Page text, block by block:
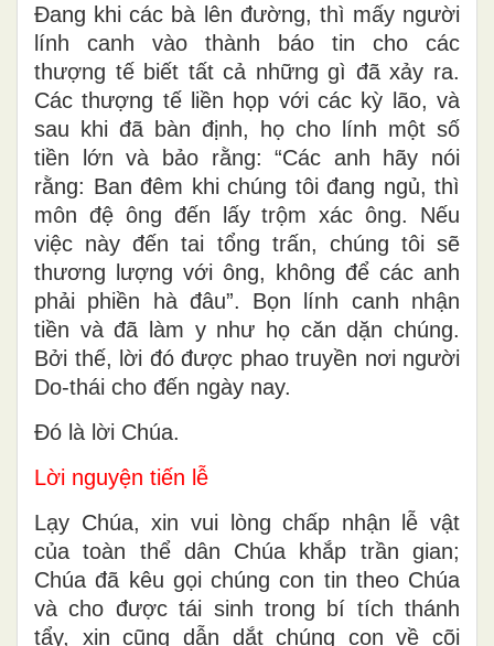
Ðang khi các bà lên đường, thì mấy người
lính canh vào thành báo tin cho các
thượng tế biết tất cả những gì đã xảy ra.
Các thượng tế liền họp với các kỳ lão, và
sau khi đã bàn định, họ cho lính một số
tiền lớn và bảo rằng: “Các anh hãy nói
rằng: Ban đêm khi chúng tôi đang ngủ, thì
môn đệ ông đến lấy trộm xác ông. Nếu
việc này đến tai tổng trấn, chúng tôi sẽ
thương lượng với ông, không để các anh
phải phiền hà đâu”. Bọn lính canh nhận
tiền và đã làm y như họ căn dặn chúng.
Bởi thế, lời đó được phao truyền nơi người
Do-thái cho đến ngày nay.
Ðó là lời Chúa.
Lời nguyện tiến lễ
Lạy Chúa, xin vui lòng chấp nhận lễ vật
của toàn thể dân Chúa khắp trần gian;
Chúa đã kêu gọi chúng con tin theo Chúa
và cho được tái sinh trong bí tích thánh
tẩy, xin cũng dẫn dắt chúng con về cõi